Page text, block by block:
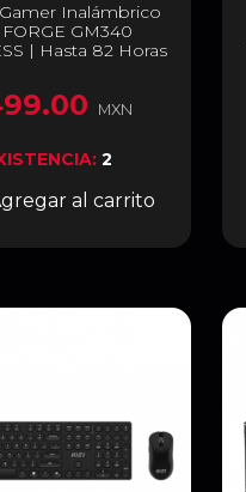
Inalámbrico
GM340
| Hasta 82 Horas
DPI | Sensor Óptico
| 57 g | 6 Botones |
GM340 W WHITE
MXN
2
al carrito